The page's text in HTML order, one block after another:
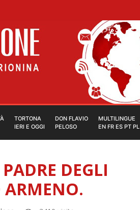
TORTONA
IERI E OGGI
DON FLAVIO
PELOSO
MULTILINGUE
EN FR ES PT PL
DEGLI
ARMENO.